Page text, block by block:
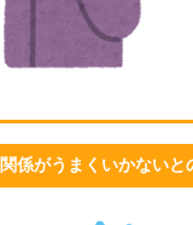
係がうまくいかないと